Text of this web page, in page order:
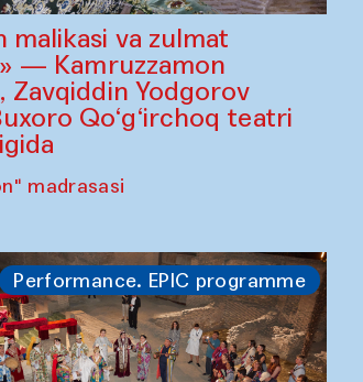
malikasi va zulmat
— Kamruzzamon
Zavqiddin Yodgorov
Qo‘g‘irchoq teatri
madrasasi
Performance. EPIC programme